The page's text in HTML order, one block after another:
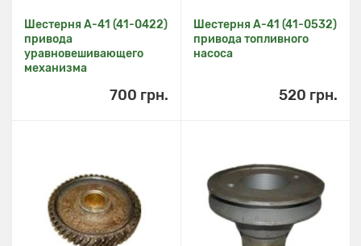
Шестерня А-41 (41-0422)
привода
уравновешивающего
механизма
700 грн.
Шестерня А-41 (41-0532)
привода топливного
насоса
520 грн.